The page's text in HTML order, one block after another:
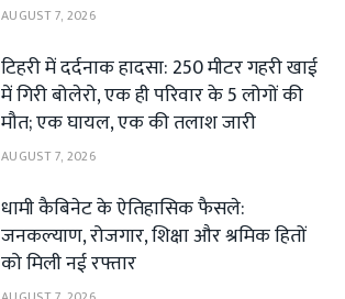
AUGUST 7, 2026
टिहरी में दर्दनाक हादसा: 250 मीटर गहरी खाई
में गिरी बोलेरो, एक ही परिवार के 5 लोगों की
मौत; एक घायल, एक की तलाश जारी
AUGUST 7, 2026
धामी कैबिनेट के ऐतिहासिक फैसले:
जनकल्याण, रोजगार, शिक्षा और श्रमिक हितों
को मिली नई रफ्तार